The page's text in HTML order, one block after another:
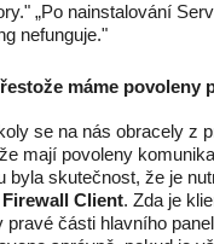
„Po nainstalování
nefunguje."
máme povoleny
se na nás obracely z
mají povoleny
byla skutečnost, že je
Firewall Client. Zda je
části hlavního